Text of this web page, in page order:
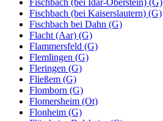
Fischbach (bei Kaiserslautern) (G)
Fischbach bei Dahn (G)
Flacht (Aar) (G)
Flammersfeld (G)
Flemlingen (G)
Fleringen (G)
Fließem (G)
Flomborn (G)
Flomersheim (Ot)
Flonheim (G)